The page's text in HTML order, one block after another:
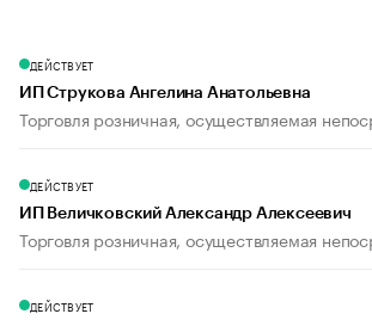
ДЕЙСТВУЕТ
ИП Струкова Ангелина Анатольевна
Торговля розничная, осуществляемая
ДЕЙСТВУЕТ
ИП Величковский Александр Алексеевич
Торговля розничная, осуществляемая
ДЕЙСТВУЕТ